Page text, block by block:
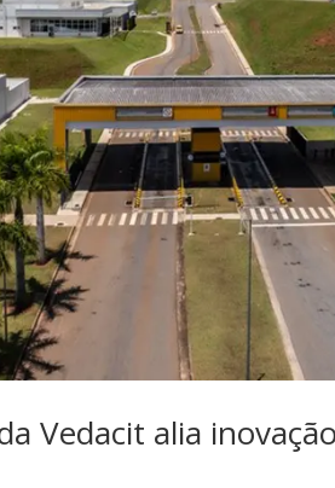
Vedacit alia